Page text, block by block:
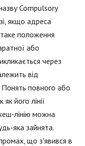
Compulsory
якщо адреса
положення
або
через
від
Понять повного або
його лінії
лінію можна
яка зайнята.
що з'явився в